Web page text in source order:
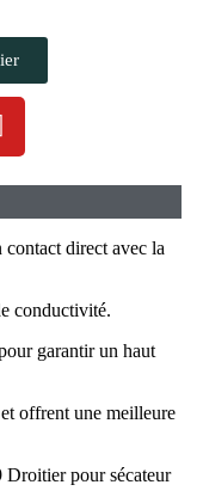
direct avec la
conductivité.
garantir un haut
offrent une meilleure
Droitier pour sécateur